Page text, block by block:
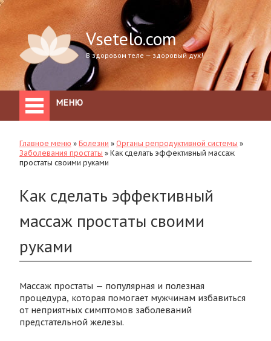
Vsetelo.com
В здоровом теле — здоровый дух!
МЕНЮ
Главное меню » Болезни » Органы репродуктивной системы »
Заболевания простаты » Как сделать эффективный массаж
простаты своими руками
Как сделать эффективный
массаж простаты своими
руками
Массаж простаты — популярная и полезная
процедура, которая помогает мужчинам избавиться
от неприятных симптомов заболеваний
предстательной железы.